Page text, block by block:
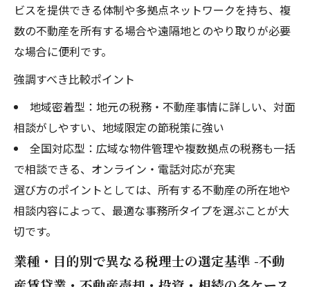
ビスを提供できる体制や多拠点ネットワークを持ち、複
数の不動産を所有する場合や遠隔地とのやり取りが必要
な場合に便利です。
強調すべき比較ポイント
地域密着型：地元の税務・不動産事情に詳しい、対面
相談がしやすい、地域限定の節税策に強い
全国対応型：広域な物件管理や複数拠点の税務も一括
で相談できる、オンライン・電話対応が充実
選び方のポイントとしては、所有する不動産の所在地や
相談内容によって、最適な事務所タイプを選ぶことが大
切です。
業種・目的別で異なる税理士の選定基準 -不動